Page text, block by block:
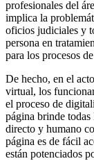
profesionales del
implica la
oficios judiciales y
persona en
para los procesos
De hecho, en el
virtual, los
el proceso de
página brinde todas
directo y humano
página es de fácil
están potenciados